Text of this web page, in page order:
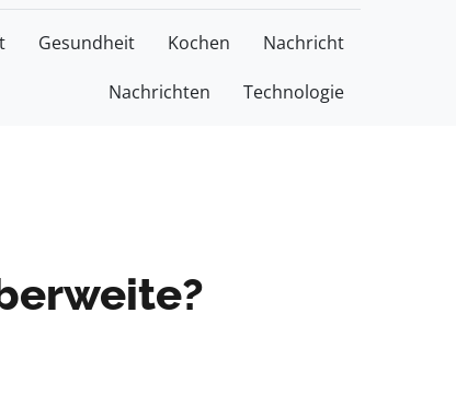
Gesundheit Kochen Nachricht
Nachrichten Technologie